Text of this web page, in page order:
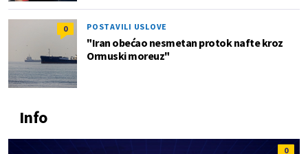
0 POSTAVILI USLOVE
"Iran obećao nesmetan protok nafte kroz
Ormuski moreuz"
Info
0